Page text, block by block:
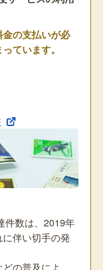
の支払いが必
ています。
件数は、2019年
伴い切手の発